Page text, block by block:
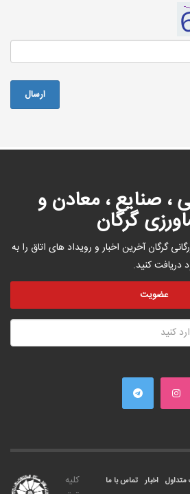
، صنایع ، معادن و
گرگان
گرگان آخرین اخبار و رویداد های اتاق را به
کنید.
تماس با ما اخبار متداول
کليه